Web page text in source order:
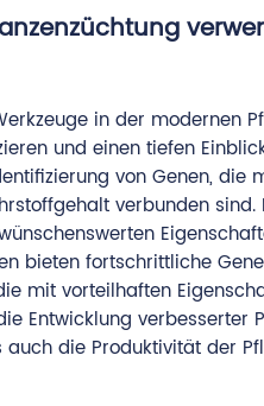
in der modernen
und einen tiefen
von Genen, die
verbunden sind.
bieten fortschrittliche
mit vorteilhaften
Entwicklung
die Produktivität der